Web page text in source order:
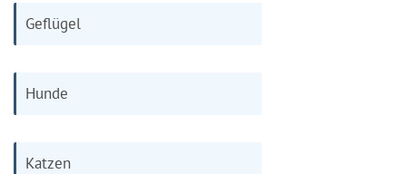
Geflügel
Hunde
Katzen